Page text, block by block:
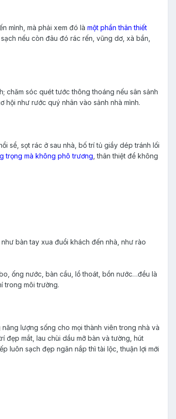
mình, mà phải xem đó là một phần thân thiết
nếu còn đâu đó rác rến, vũng dơ, xà bần,
chăm sóc quét tước thông thoáng nếu sân sảnh
hội như rước quý nhân vào sảnh nhà mình.
sể, sọt rác ở sau nhà, bố trí tủ giầy dép tránh lối
trọng mà không phô trương , thân thiệt để không
bàn tay xua đuổi khách đến nhà, như rào
ống nước, bàn cầu, lổ thoát, bồn nước…đều là
trong môi trường.
lượng sống cho mọi thành viên trong nhà và
đẹp mắt, lau chùi dầu mỡ bàn và tường, hút
luôn sạch đẹp ngăn nắp thì tài lộc, thuận lợi mới